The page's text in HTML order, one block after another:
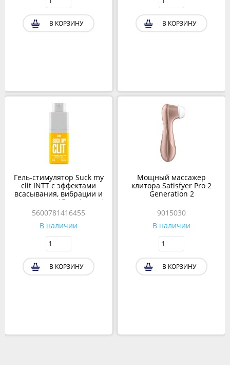
В КОРЗИНУ
Гель-стимулятор Suck my
clit INTT с эффектами
всасывания, вибрации и
охлаждения 15 мл (манго)
5600781416455
В наличии
В КОРЗИНУ
В КОРЗИНУ
Мощный массажер
клитора Satisfyer Pro 2
Generation 2
9015030
В наличии
В КОРЗИНУ